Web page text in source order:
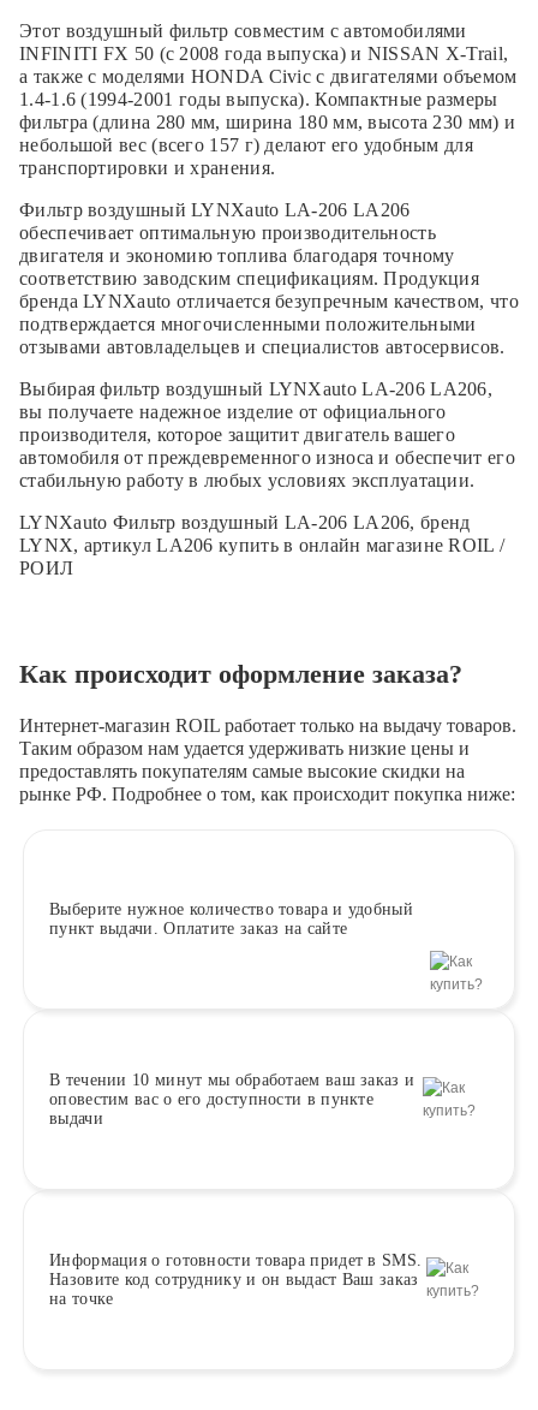
Этот воздушный фильтр совместим с автомобилями
INFINITI FX 50 (с 2008 года выпуска) и NISSAN X-Trail,
а также с моделями HONDA Civic с двигателями объемом
1.4-1.6 (1994-2001 годы выпуска). Компактные размеры
фильтра (длина 280 мм, ширина 180 мм, высота 230 мм) и
небольшой вес (всего 157 г) делают его удобным для
транспортировки и хранения.
Фильтр воздушный LYNXauto LA-206 LA206
обеспечивает оптимальную производительность
двигателя и экономию топлива благодаря точному
соответствию заводским спецификациям. Продукция
бренда LYNXauto отличается безупречным качеством, что
подтверждается многочисленными положительными
отзывами автовладельцев и специалистов автосервисов.
Выбирая фильтр воздушный LYNXauto LA-206 LA206,
вы получаете надежное изделие от официального
производителя, которое защитит двигатель вашего
автомобиля от преждевременного износа и обеспечит его
стабильную работу в любых условиях эксплуатации.
LYNXauto Фильтр воздушный LA-206 LA206, бренд
LYNX, артикул LA206 купить в онлайн магазине ROIL /
РОИЛ
Как происходит оформление заказа?
Интернет-магазин ROIL работает только на выдачу товаров.
Таким образом нам удается удерживать низкие цены и
предоставлять покупателям самые высокие скидки на
рынке РФ. Подробнее о том, как происходит покупка ниже:
Выберите нужное количество товара и удобный
пункт выдачи. Оплатите заказ на сайте
В течении 10 минут мы обработаем ваш заказ и
оповестим вас о его доступности в пункте
выдачи
Информация о готовности товара придет в SMS.
Назовите код сотруднику и он выдаст Ваш заказ
на точке